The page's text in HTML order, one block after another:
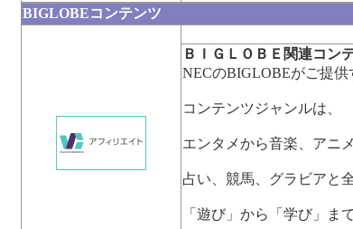
BIGLOBEコンテンツ
ＢＩＧＬＯＢＥ関連コン
NECのBIGLOBEがご提供
コンテンツジャンルは、
エンタメから音楽、アニ
占い、競馬、グラビアと
「遊び」から「学び」ま